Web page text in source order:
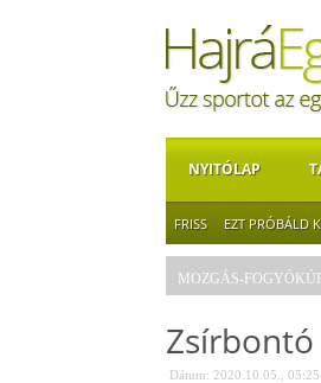
NYITÓLAP
FRISS EZT PRÓBÁLD
MOZGÁS-
Dátum: 2020.10.05., 05:25